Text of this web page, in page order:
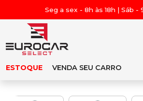
Seg a sex - 8h às 18h | Sáb -
ESTOQUE VENDA SEU CARRO